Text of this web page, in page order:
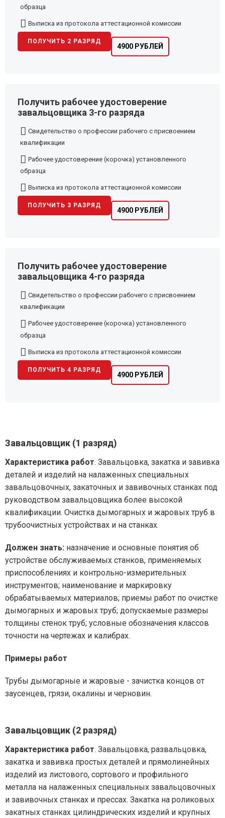
образца
Выписка из протокола аттестационной комиссии
4900 РУБЛЕЙ
ПОЛУЧИТЬ 2 РАЗРЯД
Получить рабочее удостоверение
завальцовщика 3-го разряда
Свидетельство о профессии рабочего с присвоением
квалификации
Рабочее удостоверение (корочка) установленного
образца
Выписка из протокола аттестационной комиссии
4900 РУБЛЕЙ
ПОЛУЧИТЬ 3 РАЗРЯД
Получить рабочее удостоверение
завальцовщика 4-го разряда
Свидетельство о профессии рабочего с присвоением
квалификации
Рабочее удостоверение (корочка) установленного
образца
Выписка из протокола аттестационной комиссии
4900 РУБЛЕЙ
ПОЛУЧИТЬ 4 РАЗРЯД
Завальцовщик (1 разряд)
Характеристика работ. Завальцовка, закатка и завивка
деталей и изделий на налаженных специальных
завальцовочных, закаточных и завивочных станках под
руководством завальцовщика более высокой
квалификации. Очистка дымогарных и жаровых труб в
трубоочистных устройствах и на станках.
Должен знать: назначение и основные понятия об
устройстве обслуживаемых станков, применяемых
приспособлениях и контрольно-измерительных
инструментов; наименование и маркировку
обрабатываемых материалов; приемы работ по очистке
дымогарных и жаровых труб; допускаемые размеры
толщины стенок труб; условные обозначения классов
точности на чертежах и калибрах.
Примеры работ
Трубы дымогарные и жаровые - зачистка концов от
заусенцев, грязи, окалины и черновин.
Завальцовщик (2 разряд)
Характеристика работ. Завальцовка, развальцовка,
закатка и завивка простых деталей и прямолинейных
изделий из листового, сортового и профильного
металла на налаженных специальных завальцовочных
и завивочных станках и прессах. Закатка на роликовых
закатных станках цилиндрических изделий и крупных